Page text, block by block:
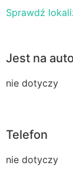
Sprawdź
Jest na
nie dotyczy
Telefon
nie dotyczy